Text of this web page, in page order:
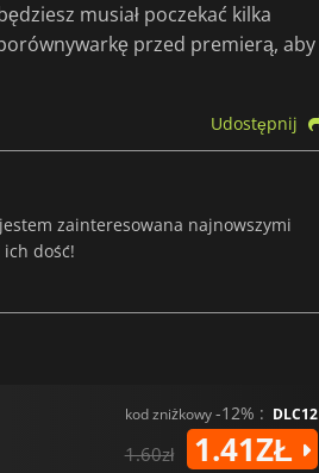
musiał poczekać kilka
przed premierą, aby
Udostępnij
zainteresowana najnowszymi
dość!
kod zniżkowy-12% : DLC12
1.60zł 1.41ZŁ